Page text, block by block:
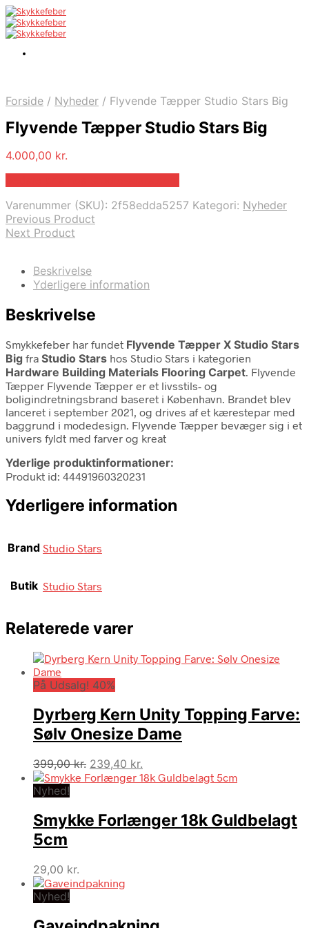
Forside / Nyheder / Flyvende Tæpper Studio Stars Big
Flyvende Tæpper Studio Stars Big
4.000,00 kr.
Varenummer (SKU): 2f58edda5257 Kategori: Nyheder
Previous Product
Next Product
Beskrivelse
Yderligere information
Beskrivelse
Smykkefeber har fundet Flyvende Tæpper X Studio Stars
Big fra Studio Stars hos Studio Stars i kategorien
Hardware Building Materials Flooring Carpet. Flyvende
Tæpper Flyvende Tæpper er et livsstils- og
boligindretningsbrand baseret i København. Brandet blev
lanceret i september 2021, og drives af et kærestepar med
baggrund i modedesign. Flyvende Tæpper bevæger sig i et
univers fyldt med farver og kreat
Yderlige produktinformationer:
Produkt id: 44491960320231
Yderligere information
Brand Studio Stars
Butik Studio Stars
Relaterede varer
På Udsalg! 40%
Dyrberg Kern Unity Topping Farve:
Sølv Onesize Dame
399,00kr. Den
oprindelige
399,00 kr..
239,40 kr.
aktuelle
239,40 kr..
Nyhed!
Smykke Forlænger 18k Guldbelagt
5cm
29,00 kr.
Nyhed!